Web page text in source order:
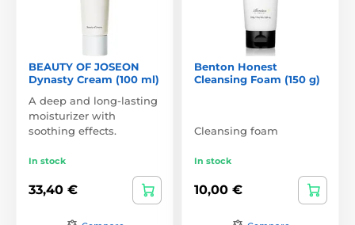
BEAUTY OF JOSEON
Dynasty Cream (100 ml)
A deep and long-lasting
moisturizer with
soothing effects.
In stock
33,40 €
Benton Honest
Cleansing Foam (150 g)
Cleansing foam
In stock
10,00 €